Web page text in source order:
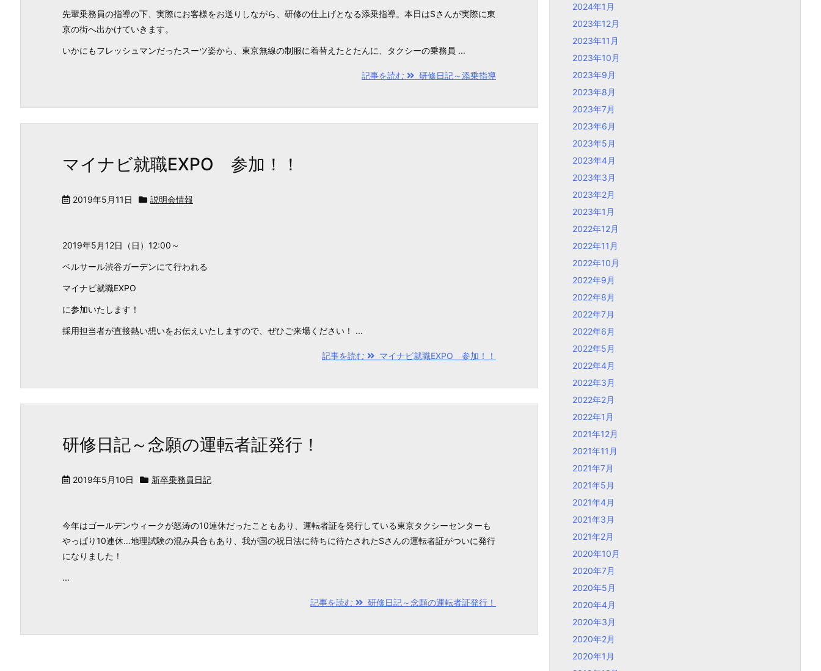
先輩乗務員の指導の下、実際にお客様をお送りしながら、研修の仕上げとなる添乗指導。本日はSさんが実際に東
京の街へ出かけていきます。
いかにもフレッシュマンだったスーツ姿から、東京無線の制服に着替えたとたんに、タクシーの乗務員 ...
記事を読む 研修日記～添乗指導
マイナビ就職EXPO 参加！！
2019年5月11日 説明会情報
2019年5月12日（日）12:00～
ベルサール渋谷ガーデンにて行われる
マイナビ就職EXPO
に参加いたします！
採用担当者が直接熱い想いをお伝えいたしますので、ぜひご来場ください！ ...
記事を読む マイナビ就職EXPO 参加！！
研修日記～念願の運転者証発行！
2019年5月10日 新卒乗務員日記
今年はゴールデンウィークが怒涛の10連休だったこともあり、運転者証を発行している東京タクシーセンターも
やっぱり10連休…地理試験の混み具合もあり、我が国の祝日法に待ちに待たされたSさんの運転者証がついに発行
になりました！
...
記事を読む 研修日記～念願の運転者証発行！
2024年1月
2023年12月
2023年11月
2023年10月
2023年9月
2023年8月
2023年7月
2023年6月
2023年5月
2023年4月
2023年3月
2023年2月
2023年1月
2022年12月
2022年11月
2022年10月
2022年9月
2022年8月
2022年7月
2022年6月
2022年5月
2022年4月
2022年3月
2022年2月
2022年1月
2021年12月
2021年11月
2021年7月
2021年5月
2021年4月
2021年3月
2021年2月
2020年10月
2020年7月
2020年5月
2020年4月
2020年3月
2020年2月
2020年1月